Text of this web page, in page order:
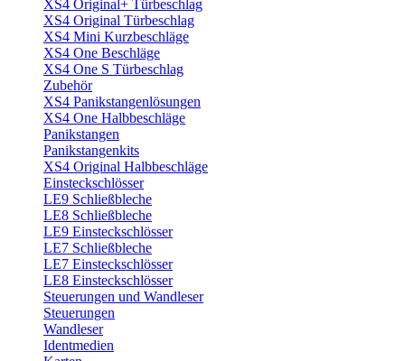
XS4 Original+ Türbeschlag
XS4 Original Türbeschlag
XS4 Mini Kurzbeschläge
XS4 One Beschläge
XS4 One S Türbeschlag
Zubehör
XS4 Panikstangenlösungen
XS4 One Halbbeschläge
Panikstangen
Panikstangenkits
XS4 Original Halbbeschläge
Einsteckschlösser
LE9 Schließbleche
LE8 Schließbleche
LE9 Einsteckschlösser
LE7 Schließbleche
LE7 Einsteckschlösser
LE8 Einsteckschlösser
Steuerungen und Wandleser
Steuerungen
Wandleser
Identmedien